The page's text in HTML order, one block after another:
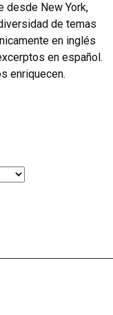
desde New York,
de temas
en inglés
en español.
enriquecen.